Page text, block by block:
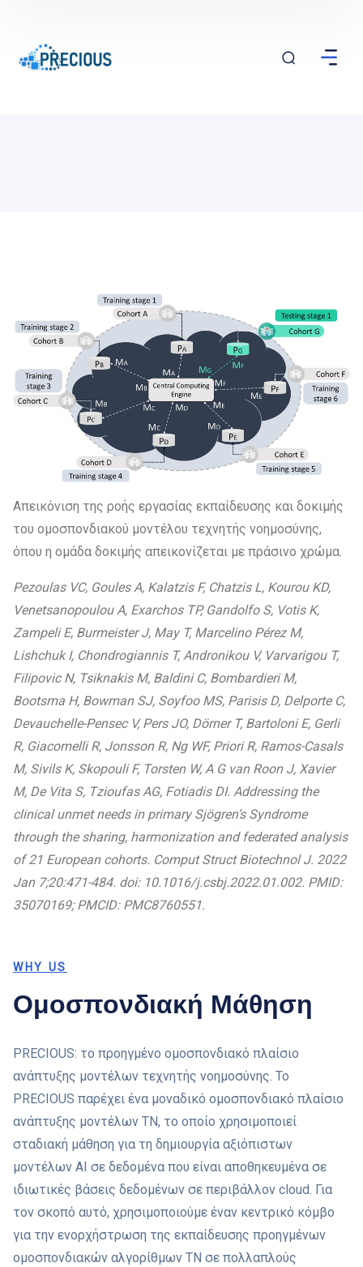
Απεικόνιση της ροής εργασίας εκπαίδευσης και δοκιμής
του ομοσπονδιακού μοντέλου τεχνητής νοημοσύνης,
όπου η ομάδα δοκιμής απεικονίζεται με πράσινο χρώμα.
Pezoulas VC, Goules A, Kalatzis F, Chatzis L, Kourou KD,
Venetsanopoulou A, Exarchos TP, Gandolfo S, Votis K,
Zampeli E, Burmeister J, May T, Marcelino Pérez M,
Lishchuk I, Chondrogiannis T, Andronikou V, Varvarigou T,
Filipovic N, Tsiknakis M, Baldini C, Bombardieri M,
Bootsma H, Bowman SJ, Soyfoo MS, Parisis D, Delporte C,
Devauchelle-Pensec V, Pers JO, Dörner T, Bartoloni E, Gerli
R, Giacomelli R, Jonsson R, Ng WF, Priori R, Ramos-Casals
M, Sivils K, Skopouli F, Torsten W, A G van Roon J, Xavier
M, De Vita S, Tzioufas AG, Fotiadis DI. Addressing the
clinical unmet needs in primary Sjögren’s Syndrome
through the sharing, harmonization and federated analysis
of 21 European cohorts. Comput Struct Biotechnol J. 2022
Jan 7;20:471-484. doi: 10.1016/j.csbj.2022.01.002. PMID:
35070169; PMCID: PMC8760551.
WHY US
Ομοσπονδιακή Μάθηση
PRECIOUS: το προηγμένο ομοσπονδιακό πλαίσιο
ανάπτυξης μοντέλων τεχνητής νοημοσύνης. Το
PRECIOUS παρέχει ένα μοναδικό ομοσπονδιακό πλαίσιο
ανάπτυξης μοντέλων ΤΝ, το οποίο χρησιμοποιεί
σταδιακή μάθηση για τη δημιουργία αξιόπιστων
μοντέλων ΑΙ σε δεδομένα που είναι αποθηκευμένα σε
ιδιωτικές βάσεις δεδομένων σε περιβάλλον cloud. Για
τον σκοπό αυτό, χρησιμοποιούμε έναν κεντρικό κόμβο
για την ενορχήστρωση της εκπαίδευσης προηγμένων
ομοσπονδιακών αλγορίθμων ΤΝ σε πολλαπλούς